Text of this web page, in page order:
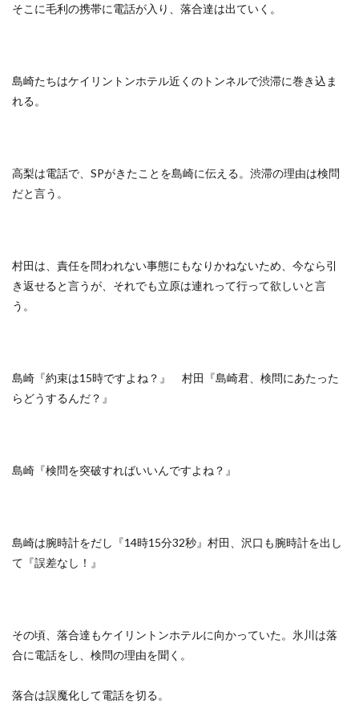
そこに毛利の携帯に電話が入り、落合達は出ていく。
島崎たちはケイリントンホテル近くのトンネルで渋滞に巻き込ま
れる。
高梨は電話で、SPがきたことを島崎に伝える。渋滞の理由は検問
だと言う。
村田は、責任を問われない事態にもなりかねないため、今なら引
き返せると言うが、それでも立原は連れって行って欲しいと言
う。
島崎『約束は15時ですよね？』 村田『島崎君、検問にあたった
らどうするんだ？』
島崎『検問を突破すればいいんですよね？』
島崎は腕時計をだし『14時15分32秒』村田、沢口も腕時計を出し
て『誤差なし！』
その頃、落合達もケイリントンホテルに向かっていた。氷川は落
合に電話をし、検問の理由を聞く。
落合は誤魔化して電話を切る。